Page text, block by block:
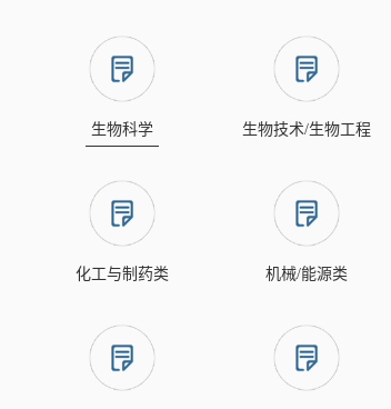
生物科学 生物技术/生物工程
化工与制药类 机械/能源类